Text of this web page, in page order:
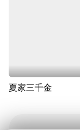
夏家三千金